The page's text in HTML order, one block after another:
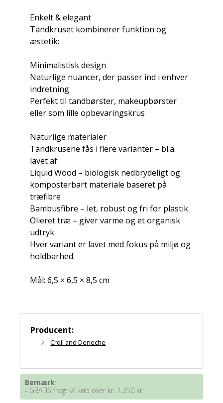
Enkelt & elegant
Tandkruset kombinerer funktion og
æstetik:
Minimalistisk design
Naturlige nuancer, der passer ind i enhver
indretning
Perfekt til tandbørster, makeupbørster
eller som lille opbevaringskrus
Naturlige materialer
Tandkrusene fås i flere varianter – bl.a.
lavet af:
Liquid Wood – biologisk nedbrydeligt og
komposterbart materiale baseret på
træfibre
Bambusfibre – let, robust og fri for plastik
Olieret træ – giver varme og et organisk
udtryk
Hver variant er lavet med fokus på miljø og
holdbarhed.
Mål: 6,5 × 6,5 × 8,5 cm
Producent:
Croll and Deneche
Bemærk:
- GRATIS fragt v/ køb over kr. 1.250 kr.